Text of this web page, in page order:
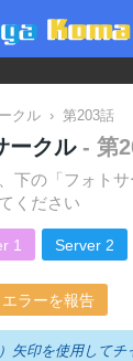
クル › 第203話
ークル - 第
下の「フォト
てください
1 Server 2
エラーを報告
印を使用してチ